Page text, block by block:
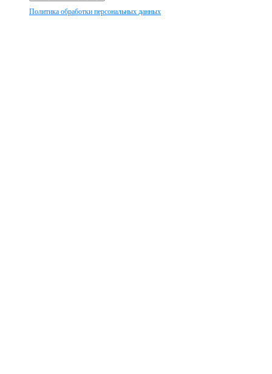
Политика обработки персональных данных